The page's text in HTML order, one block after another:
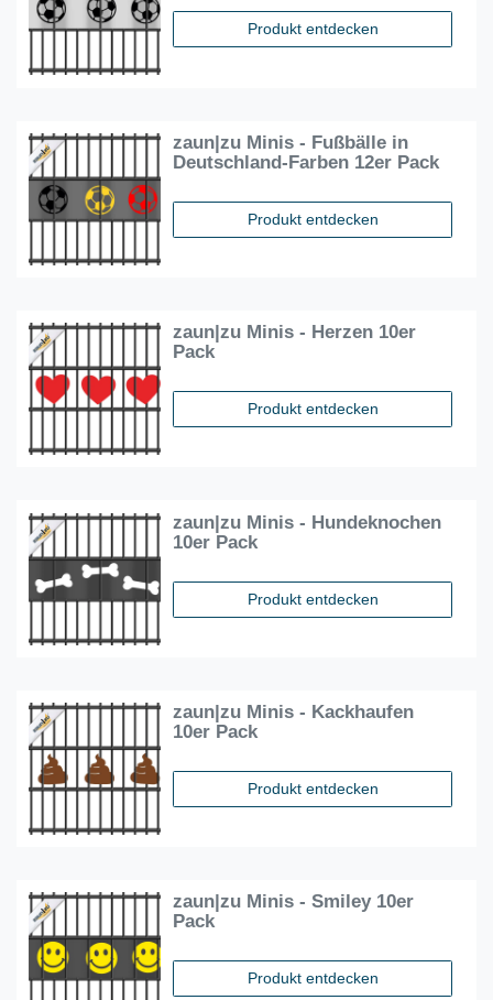
Produkt entdecken
zaun|zu Minis - Fußbälle in
Deutschland-Farben 12er Pack
Produkt entdecken
zaun|zu Minis - Herzen 10er
Pack
Produkt entdecken
zaun|zu Minis - Hundeknochen
10er Pack
Produkt entdecken
zaun|zu Minis - Kackhaufen
10er Pack
Produkt entdecken
zaun|zu Minis - Smiley 10er
Pack
Produkt entdecken